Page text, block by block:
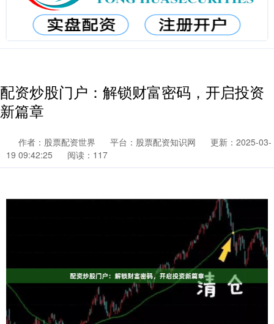
配资炒股门户：解锁财富密码，开启投资
新篇章
作者：股票配资世界 平台：股票配资知识网
更新：2025-03-
19 09:42:25
阅读：117